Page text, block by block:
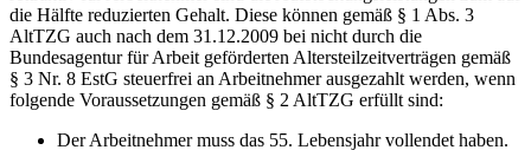
die Hälfte reduzierten Gehalt. Diese können gemäß § 1 Abs. 3
AltTZG auch nach dem 31.12.2009 bei nicht durch die
Bundesagentur für Arbeit geförderten Altersteilzeitverträgen gemäß
§ 3 Nr. 8 EstG steuerfrei an Arbeitnehmer ausgezahlt werden, wenn
folgende Voraussetzungen gemäß § 2 AltTZG erfüllt sind:
Der Arbeitnehmer muss das 55. Lebensjahr vollendet haben.